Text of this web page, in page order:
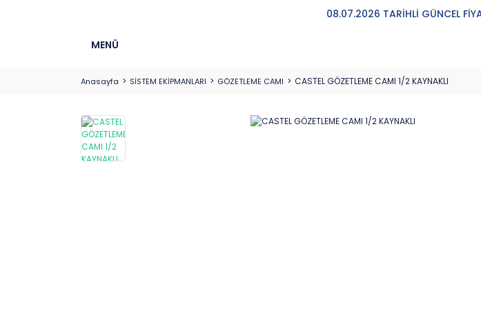
08.07.2026 TARİHLİ GÜNCEL
MENÜ
Anasayfa SİSTEM EKİPMANLARI GÖZETLEME CAMI CASTEL GÖZETLEME CAMI 1/2 KAYNAKLI